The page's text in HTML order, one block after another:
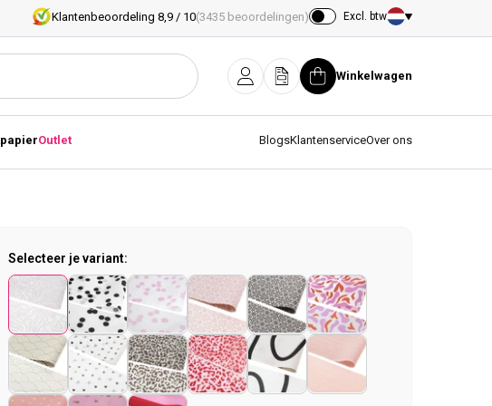
Klantenbeoordeling 8,9 / 10(3435 beoordelingen) Excl. btw
Land/regio
InloggenOfferteWinkelwagen
Winkelwagen
Outlet BlogsKlantenserviceOver ons
Selecteer je variant: